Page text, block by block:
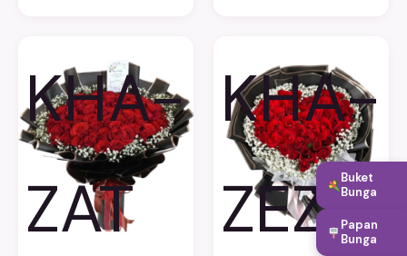
KHA-
ZAT
KHA-
ZEZ
Buket
Bunga
Papan
Bunga